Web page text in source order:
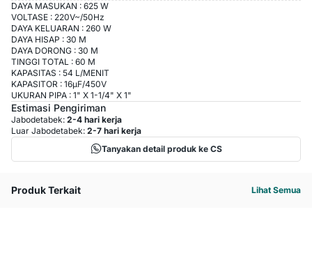
DAYA MASUKAN : 625 W
VOLTASE : 220V~/50Hz
DAYA KELUARAN : 260 W
DAYA HISAP : 30 M
DAYA DORONG : 30 M
TINGGI TOTAL : 60 M
KAPASITAS : 54 L/MENIT
KAPASITOR : 16μF/450V
UKURAN PIPA : 1" X 1-1/4" X 1"
Estimasi Pengiriman
Jabodetabek: 2-4 hari kerja
Luar Jabodetabek: 2-7 hari kerja
Tanyakan detail produk ke CS
Produk Terkait Lihat Semua